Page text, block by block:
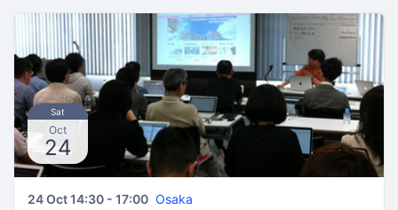
Sat
Oct
24
24 Oct 14:30 - 17:00 Osaka